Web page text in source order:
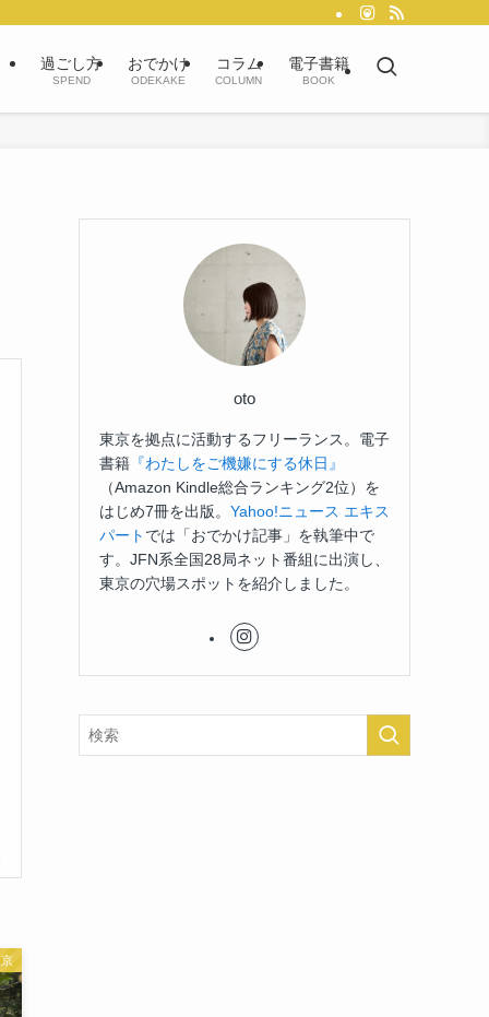
過ごし方
SPEND
おでかけ
ODEKAKE
コラム
COLUMN
電子書籍
BOOK
oto
東京を拠点に活動するフリーランス。電子
書籍 『わたしをご機嫌にする休日』
（Amazon Kindle総合ランキング2位）を
はじめ7冊を出版。 Yahoo!ニュース エキス
パート では「おでかけ記事」を執筆中で
す。JFN系全国28局ネット番組に出演し、
東京の穴場スポットを紹介しました。